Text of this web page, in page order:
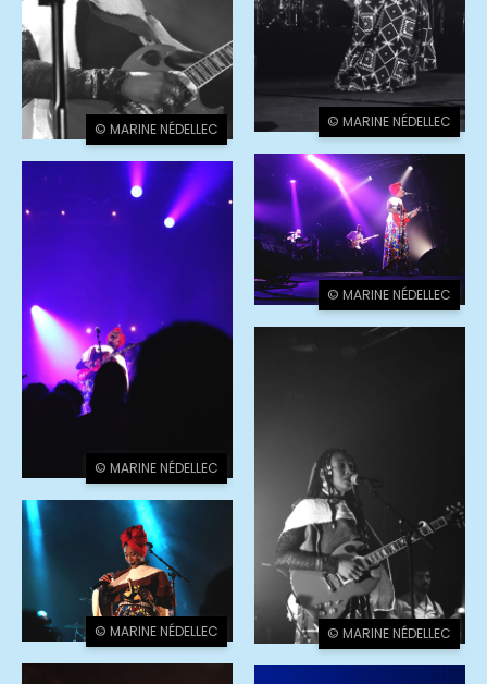
© MARINE NÉDELLEC
© MARINE NÉDELLEC
© MARINE NÉDELLEC
© MARINE NÉDELLEC
© MARINE NÉDELLEC
© MARINE NÉDELLEC